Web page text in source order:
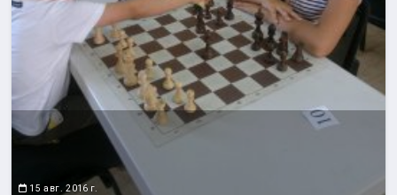
15 авг. 2016 г.